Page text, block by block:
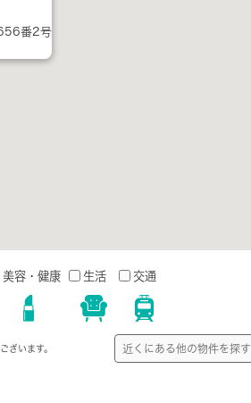
番2号
美容・健康 生活 交通
ざいます。 近くにある他の物件を探す